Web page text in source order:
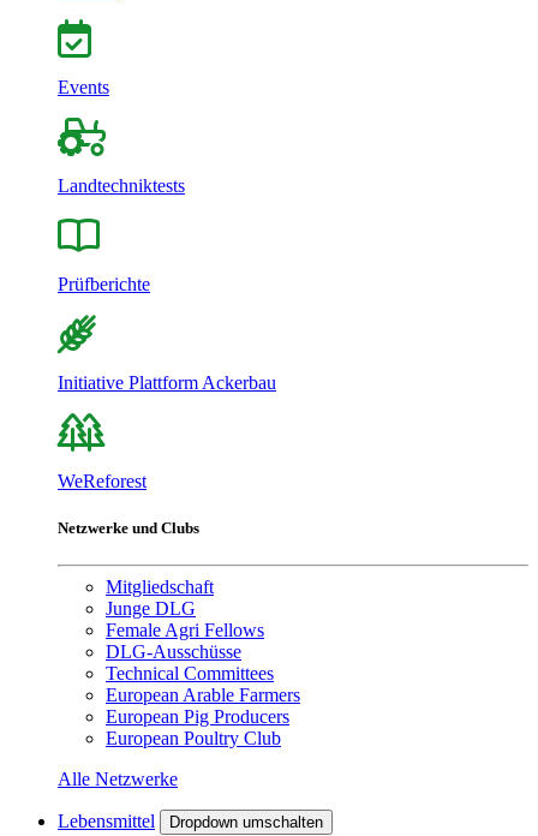
Events
Landtechniktests
Prüfberichte
Initiative Plattform Ackerbau
WeReforest
Netzwerke und Clubs
Mitgliedschaft
Junge DLG
Female Agri Fellows
DLG-Ausschüsse
Technical Committees
European Arable Farmers
European Pig Producers
European Poultry Club
Alle Netzwerke
Lebensmittel Dropdown umschalten